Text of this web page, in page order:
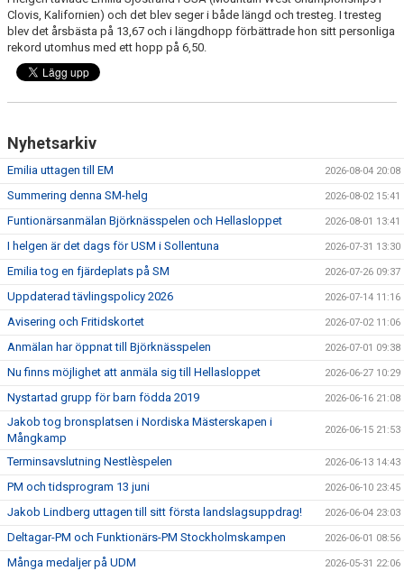
DOKUMENT
FÖR TRÄNARE
RESULTAT - STATISTIK
BOKNING
Clovis, Kalifornien) och det blev seger i både längd och tresteg. I tresteg
blev det årsbästa på 13,67 och i längdhopp förbättrade hon sitt personliga
rekord utomhus med ett hopp på 6,50.
Nyhetsarkiv
Emilia uttagen till EM 2026-08-04 20:08
Summering denna SM-helg 2026-08-02 15:41
Funtionärsanmälan Björknässpelen och Hellasloppet 2026-08-01 13:41
I helgen är det dags för USM i Sollentuna 2026-07-31 13:30
Emilia tog en fjärdeplats på SM 2026-07-26 09:37
Uppdaterad tävlingspolicy 2026 2026-07-14 11:16
Avisering och Fritidskortet 2026-07-02 11:06
Anmälan har öppnat till Björknässpelen 2026-07-01 09:38
Nu finns möjlighet att anmäla sig till Hellasloppet 2026-06-27 10:29
Nystartad grupp för barn födda 2019 2026-06-16 21:08
Jakob tog bronsplatsen i Nordiska Mästerskapen i
Mångkamp
2026-06-15 21:53
Terminsavslutning Nestlèspelen 2026-06-13 14:43
PM och tidsprogram 13 juni 2026-06-10 23:45
Jakob Lindberg uttagen till sitt första landslagsuppdrag! 2026-06-04 23:03
Deltagar-PM och Funktionärs-PM Stockholmskampen 2026-06-01 08:56
Många medaljer på UDM 2026-05-31 22:06